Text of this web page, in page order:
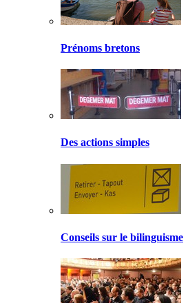
Prénoms bretons
Des actions simples
Conseils sur le bilinguisme